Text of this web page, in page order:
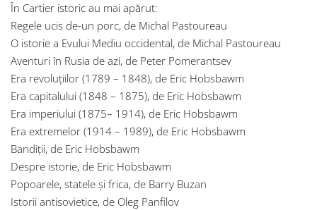
În Cartier istoric au mai apărut:
Regele ucis de-un porc, de Michal Pastoureau
O istorie a Evului Mediu occidental, de Michal Pastoureau
Aventuri în Rusia de azi, de Peter Pomerantsev
Era revoluțiilor (1789 – 1848), de Eric Hobsbawm
Era capitalului (1848 – 1875), de Eric Hobsbawm
Era imperiului (1875– 1914), de Eric Hobsbawm
Era extremelor (1914 – 1989), de Eric Hobsbawm
Bandiții, de Eric Hobsbawm
Despre istorie, de Eric Hobsbawm
Popoarele, statele și frica, de Barry Buzan
Istorii antisovietice, de Oleg Panfilov